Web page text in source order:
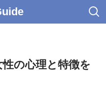
の心理と特徴を